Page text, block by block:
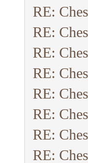
RE:
RE:
RE:
RE:
RE:
RE:
RE:
RE: